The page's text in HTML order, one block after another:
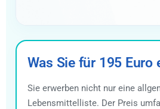
Was Sie für 195 Euro
Sie erwerben nicht nur eine
Lebensmittelliste. Der Preis